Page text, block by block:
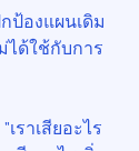
ป้องแผนเดิม
ได้ใช้กับการ
ราเสียอะไร